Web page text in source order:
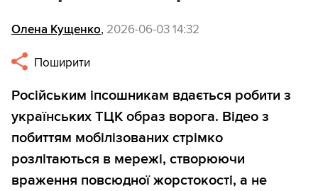
Олена Кущенко, 2026-06-03 14:32
Поширити
Російським іпсошникам вдається робити з
українських ТЦК образ ворога. Відео з
побиттям мобілізованих стрімко
розлітаються в мережі, створюючи
враження повсюдної жорстокості, а не